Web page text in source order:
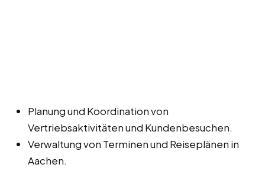
Planung und Koordination von
Vertriebsaktivitäten und Kundenbesuchen.
Verwaltung von Terminen und Reiseplänen in
Aachen.